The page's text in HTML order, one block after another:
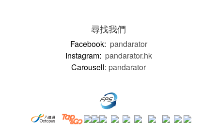
尋找我們
Facebook: pandarator
Instagram: pandarator.hk
Carousell: pandarator